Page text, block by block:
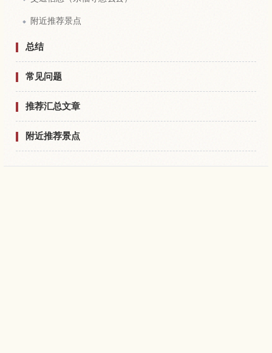
附近推荐景点
总结
常见问题
推荐汇总文章
附近推荐景点